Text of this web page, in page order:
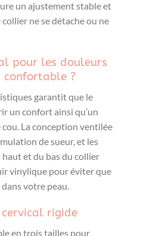
un ajustement stable et
ne se détache ou ne
pour les douleurs
?
garantit que le
un confort ainsi qu’un
La conception ventilée
de sueur, et les
et du bas du collier
vinylique pour éviter que
dans votre peau.
rigide
en trois tailles pour